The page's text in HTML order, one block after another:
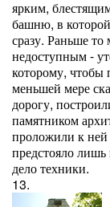
ярким,
башню, в
сразу. Раньше то
недоступным -
которому, чтобы
меньшей мере
дорогу,
памятником
проложили к ней
предстояло
дело техники.
13.